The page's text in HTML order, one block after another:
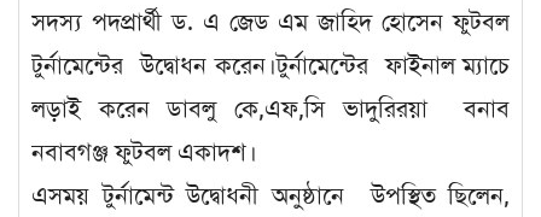
সদস্য পদপ্রার্থী ড. এ জেড এম জাহিদ হোসেন ফুটবল
টুর্নামেন্টের উদ্বোধন করেন।টুর্নামেন্টের ফাইনাল ম্যাচে
লড়াই করেন ডাবলু কে,এফ,সি ভাদুরিরয়া বনাব
নবাবগঞ্জ ফুটবল একাদশ।
এসময় টুর্নামেন্ট উদ্বোধনী অনুষ্ঠানে উপস্থিত ছিলেন,